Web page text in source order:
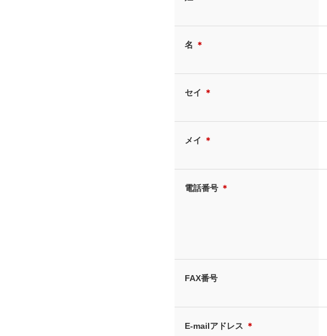
名 ＊
セイ ＊
メイ ＊
電話番号 ＊
FAX番号
E-mailアドレス ＊